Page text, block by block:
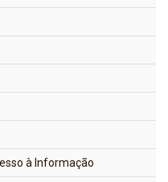
à Informação